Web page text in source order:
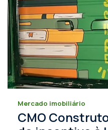
Mercado imobiliário
CMO